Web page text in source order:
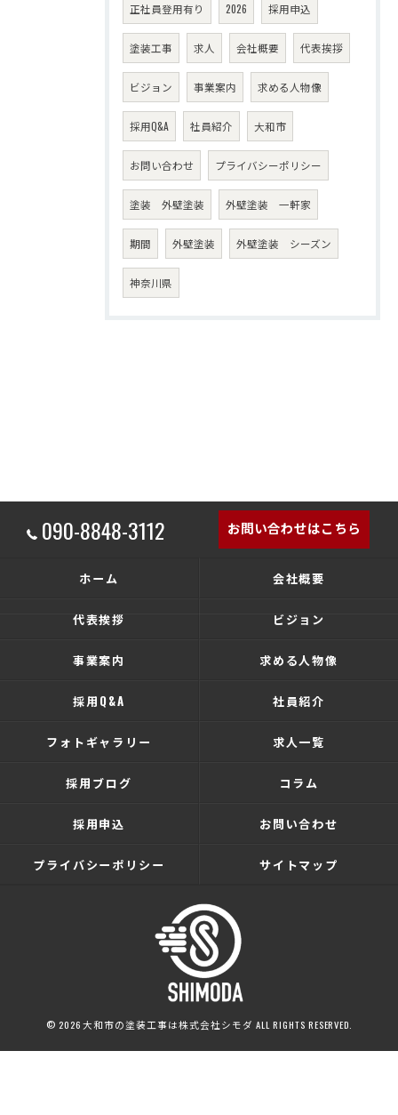
正社員登用有り 2026 採用申込
塗装工事 求人 会社概要 代表挨拶
ビジョン 事業案内 求める人物像
採用Q&A 社員紹介 大和市
お問い合わせ プライバシーポリシー
塗装 外壁塗装 外壁塗装 一軒家
期間 外壁塗装 外壁塗装 シーズン
神奈川県
090-8848-3112 お問い合わせはこちら
ホーム 会社概要
代表挨拶 ビジョン
事業案内 求める人物像
採用Q&A 社員紹介
フォトギャラリー 求人一覧
採用ブログ コラム
採用申込 お問い合わせ
プライバシーポリシー サイトマップ
© 2026 大和市の塗装工事は株式会社シモダ ALL RIGHTS RESERVED.